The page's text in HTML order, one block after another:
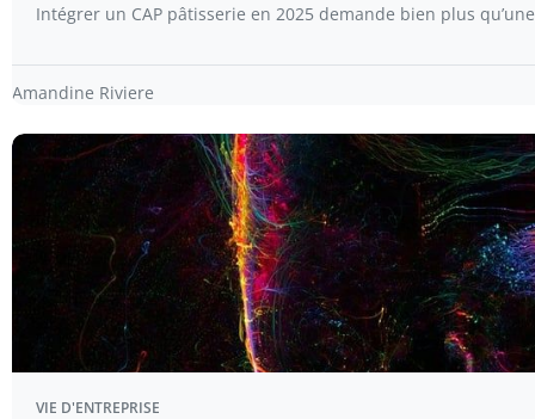
Intégrer un CAP pâtisserie en 2025 demande bien plus
Amandine Riviere
VIE D'ENTREPRISE